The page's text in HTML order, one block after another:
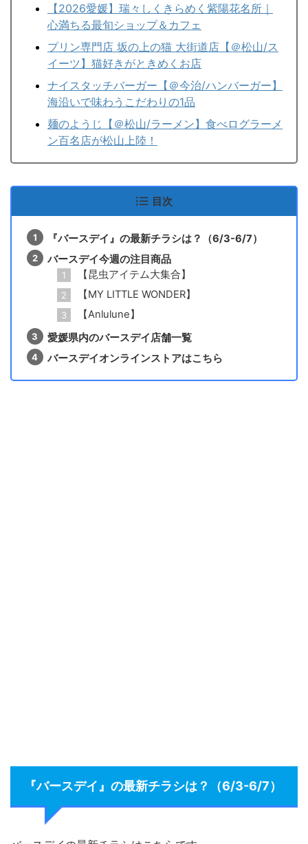
【2026愛媛】瑞々しくきらめく紫陽花名所｜
心満ちる最旬ショップ＆カフェ
プリン専門店 坂の上の猫 大街道店【＠松山/ス
イーツ】猫好きがときめくお店
ナイスタッチバーガー【＠今治/ハンバーガー】
海沿いで味わうこだわりの1品
麺のようじ【＠松山/ラーメン】食べログラーメ
ン百名店が松山上陸！
目次
『バースデイ』の最新チラシは？（6/3-6/7）
バースデイ今週の注目商品
【昆虫アイテム大集合】
【MY LITTLE WONDER】
【Anlulune】
愛媛県内のバースデイ店舗一覧
バースデイオンラインストアはこちら
『バースデイ』の最新チラシは？（6/3-6/7）